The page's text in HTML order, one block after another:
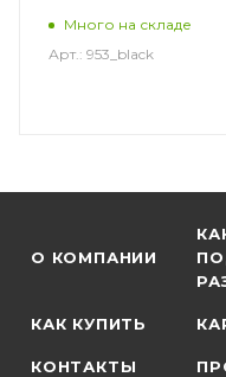
Много на складе
Арт.: 953_black
О КОМПАНИИ
КАК КУПИТЬ
КОНТАКТЫ